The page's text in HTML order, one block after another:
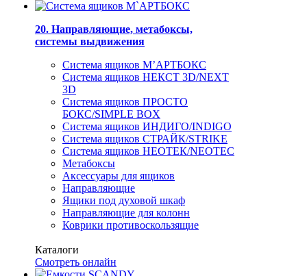
20. Направляющие, метабоксы,
системы выдвижения
Система ящиков М’АРТБОКС
Система ящиков НЕКСТ 3D/NEXT
3D
Система ящиков ПРОСТО
БОКС/SIMPLE BOX
Система ящиков ИНДИГО/INDIGO
Система ящиков СТРАЙК/STRIKE
Система ящиков НЕОТЕК/NEOTEC
Метабоксы
Аксессуары для ящиков
Направляющие
Ящики под духовой шкаф
Направляющие для колонн
Коврики противоскользящие
Каталоги
Смотреть онлайн